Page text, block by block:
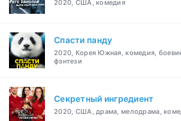
2020, США, комедия
Спасти панду
2020, Корея Южная, комедия,
фэнтези
Секретный ингредиент
2020, США, драма, мелодрама,